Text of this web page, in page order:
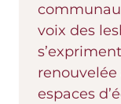
voix des
espaces